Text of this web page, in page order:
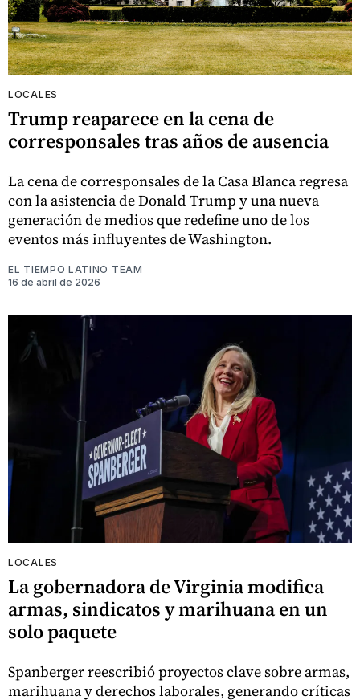
LOCALES
Trump reaparece en la cena de
corresponsales tras años de ausencia
La cena de corresponsales de la Casa Blanca regresa
con la asistencia de Donald Trump y una nueva
generación de medios que redefine uno de los
eventos más influyentes de Washington.
EL TIEMPO LATINO TEAM
16 de abril de 2026
LOCALES
La gobernadora de Virginia modifica
armas, sindicatos y marihuana en un
solo paquete
Spanberger reescribió proyectos clave sobre armas,
marihuana y derechos laborales, generando críticas